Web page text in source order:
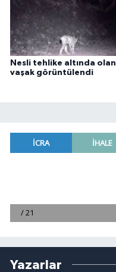
Nesli tehlike altında olan
vaşak görüntülendi
Yazarlar